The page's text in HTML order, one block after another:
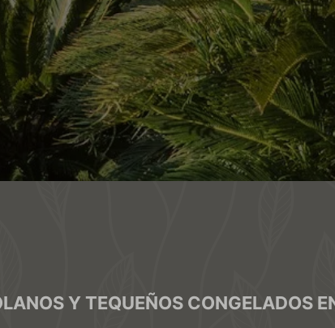
Y TEQUEÑOS CONGELADOS